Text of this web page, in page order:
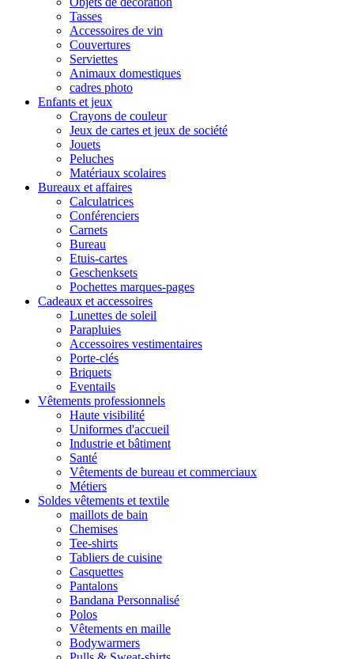
Tasses
Accessoires de vin
Couvertures
Serviettes
Animaux domestiques
cadres photo
Enfants et jeux
Crayons de couleur
Jeux de cartes et jeux de société
Jouets
Peluches
Matériaux scolaires
Bureaux et affaires
Calculatrices
Conférenciers
Carnets
Bureau
Etuis-cartes
Geschenksets
Pochettes marques-pages
Cadeaux et accessoires
Lunettes de soleil
Parapluies
Accessoires vestimentaires
Porte-clés
Briquets
Eventails
Vêtements professionnels
Haute visibilité
Uniformes d'accueil
Industrie et bâtiment
Santé
Vêtements de bureau et commerciaux
Métiers
Soldes vêtements et textile
maillots de bain
Chemises
Tee-shirts
Tabliers de cuisine
Casquettes
Pantalons
Bandana Personnalisé
Polos
Vêtements en maille
Bodywarmers